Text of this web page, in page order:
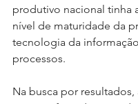
produtivo nacional tinha
nível de maturidade da
tecnologia da
processos.
Na busca por resultados,